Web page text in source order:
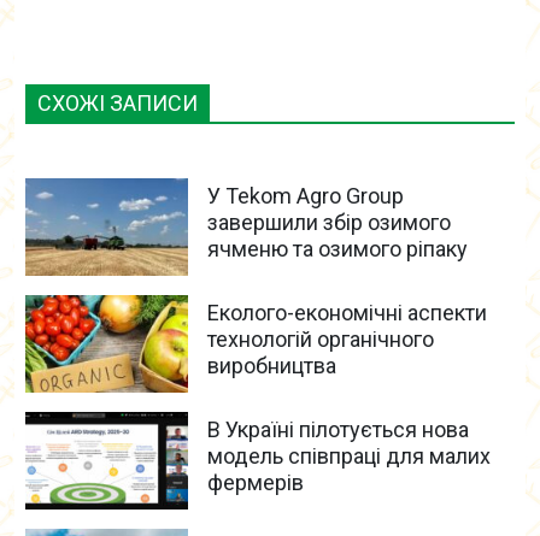
СХОЖІ ЗАПИСИ
У Tekom Agro Group
завершили збір озимого
ячменю та озимого ріпаку
Еколого-економічні аспекти
технологій органічного
виробництва
В Україні пілотується нова
модель співпраці для малих
фермерів